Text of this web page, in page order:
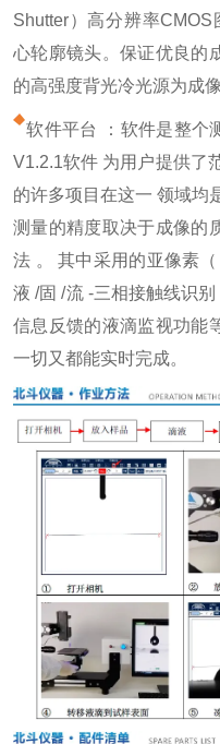
Shutter）高分辨率
心轮廓镜头。保证优良的
的高强度背光冷光源为成
软件平台 ：软件是整个
V1.2.1软件 为用户提供了
的许多项目在这一 领域均
测量的精度取决于成像的
法 。 其中采用的亚像素
液 /固 /流 -三相接触线识
信息反馈的液滴监视功能
一切又都能实时完成。